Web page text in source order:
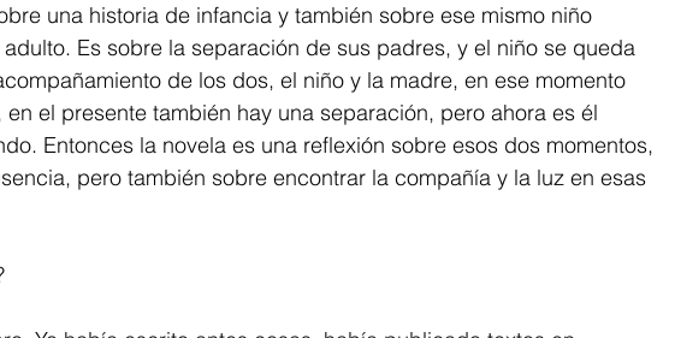
una historia de infancia y también sobre ese mismo niño
Es sobre la separación de sus padres, y el niño se queda
de los dos, el niño y la madre, en ese momento
el presente también hay una separación, pero ahora es él
Entonces la novela es una reflexión sobre esos dos momentos,
pero también sobre encontrar la compañía y la luz en esas